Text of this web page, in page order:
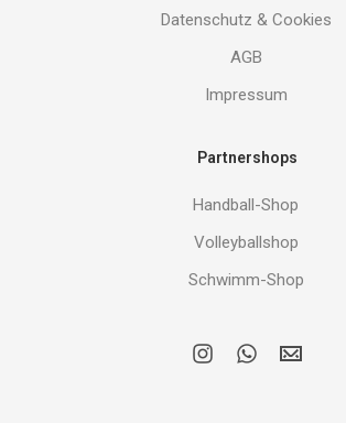
Datenschutz & Cookies
AGB
Impressum
Partnershops
Handball-Shop
Volleyballshop
Schwimm-Shop
i w
E